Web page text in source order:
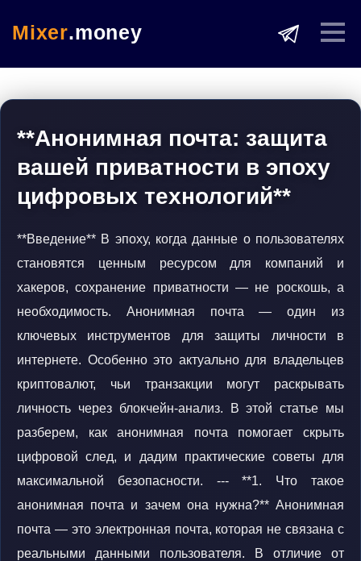
Mixer.money
**Анонимная почта: защита
вашей приватности в эпоху
цифровых технологий**
**Введение** В эпоху, когда данные о пользователях
становятся ценным ресурсом для компаний и
хакеров, сохранение приватности — не роскошь, а
необходимость. Анонимная почта — один из
ключевых инструментов для защиты личности в
интернете. Особенно это актуально для владельцев
криптовалют, чьи транзакции могут раскрывать
личность через блокчейн-анализ. В этой статье мы
разберем, как анонимная почта помогает скрыть
цифровой след, и дадим практические советы для
максимальной безопасности. --- **1. Что такое
анонимная почта и зачем она нужна?** Анонимная
почта — это электронная почта, которая не связана с
реальными данными пользователя. В отличие от